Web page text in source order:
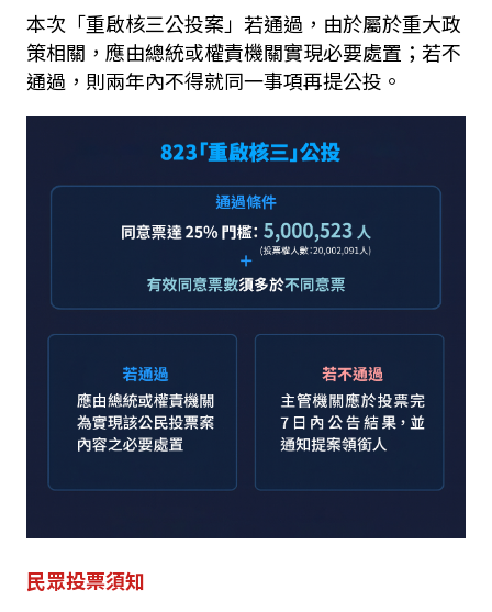
本次「重啟核三公投案」若通過，由於屬於重大政
策相關，應由總統或權責機關實現必要處置；若不
通過，則兩年內不得就同一事項再提公投。
民眾投票須知